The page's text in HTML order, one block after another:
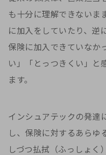
も十分に理解できないま
に加入をしていたり、逆
保険に加入できていなか
い」「とっつきくい」と
ます。
インシュアテックの発達
し、保険に対するあらゆ
しづつ払拭（ふっしょく